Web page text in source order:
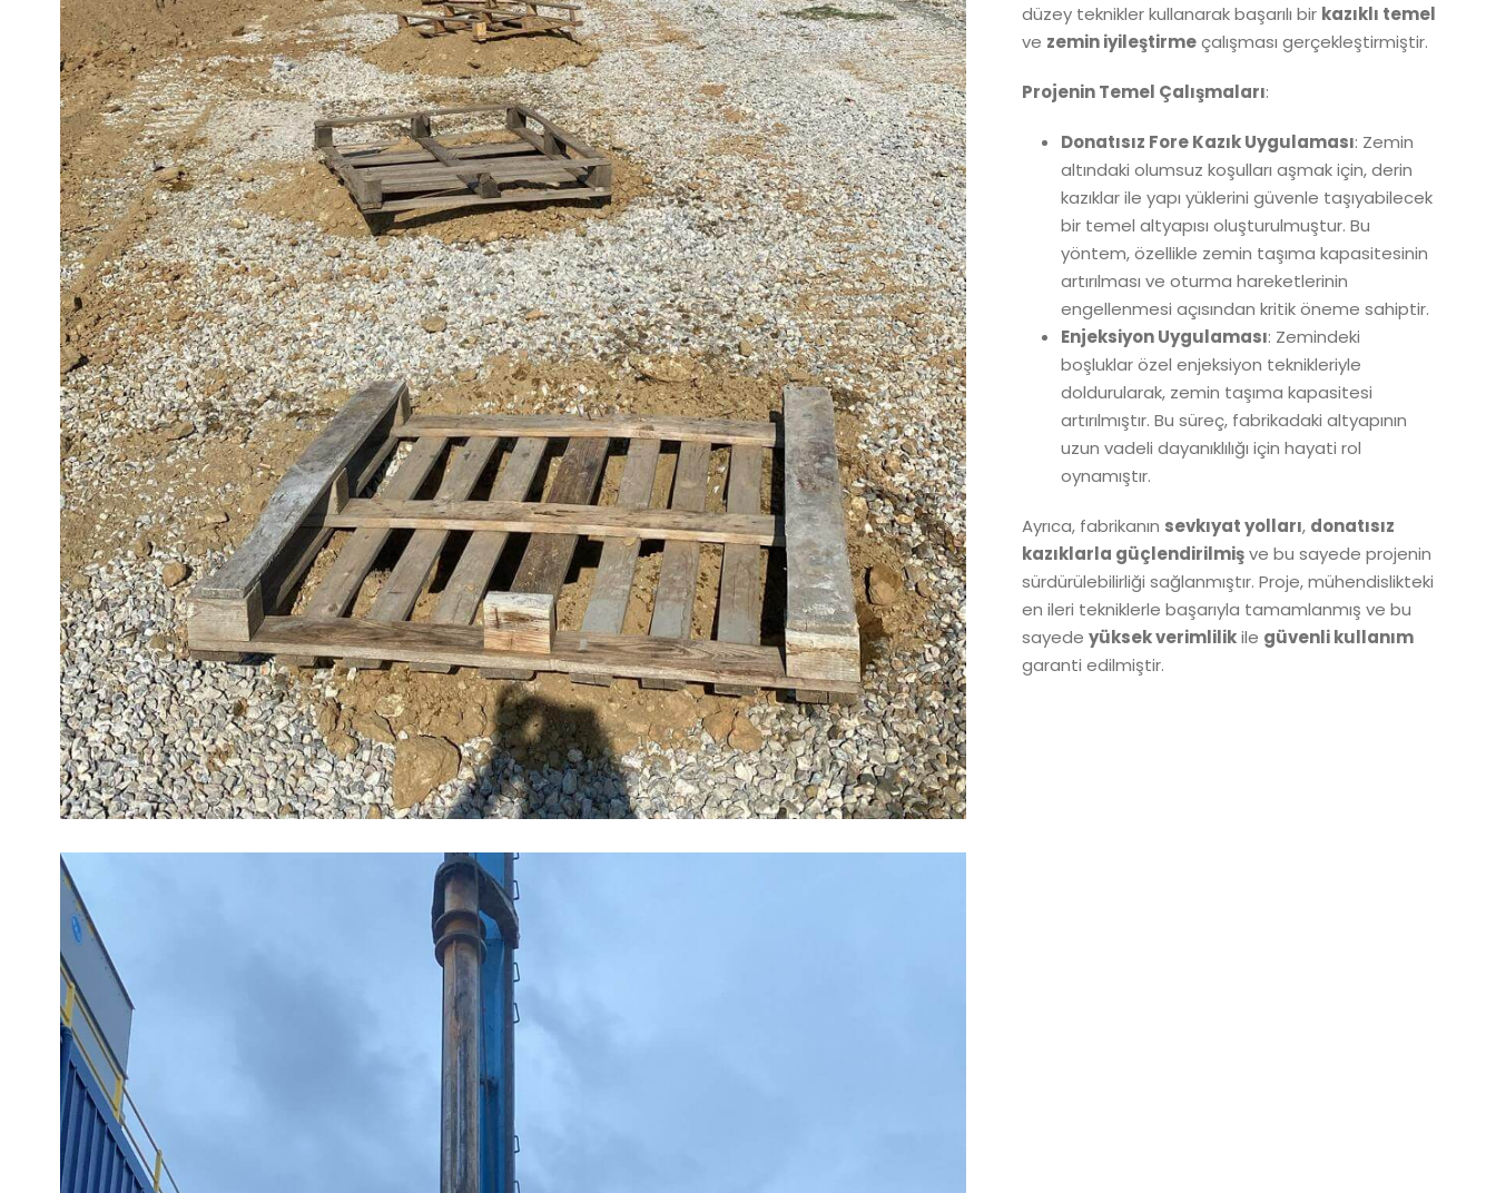
düzey teknikler kullanarak başarılı bir kazıklı temel
ve zemin iyileştirmeçalışması gerçekleştirmiştir.
Projenin Temel Çalışmaları:
Donatısız Fore Kazık Uygulaması: Zemin
altındaki olumsuz koşulları aşmak için, derin
kazıklar ile yapı yüklerini güvenle taşıyabilecek
bir temel altyapısı oluşturulmuştur. Bu
yöntem, özellikle zemin taşıma kapasitesinin
artırılması ve oturma hareketlerinin
engellenmesi açısından kritik öneme sahiptir.
Enjeksiyon Uygulaması: Zemindeki
boşluklar özel enjeksiyon teknikleriyle
doldurularak, zemin taşıma kapasitesi
artırılmıştır. Bu süreç, fabrikadaki altyapının
uzun vadeli dayanıklılığı için hayati rol
oynamıştır.
Ayrıca, fabrikanın sevkıyat yolları, donatısız
kazıklarla güçlendirilmişve bu sayede projenin
sürdürülebilirliği sağlanmıştır. Proje, mühendislikteki
en ileri tekniklerle başarıyla tamamlanmış ve bu
sayede yüksek verimlilikile güvenli kullanım
garanti edilmiştir.